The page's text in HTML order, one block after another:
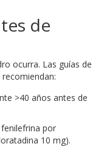
de
ocurra. Las guías de
>40 años antes de
por
10 mg).